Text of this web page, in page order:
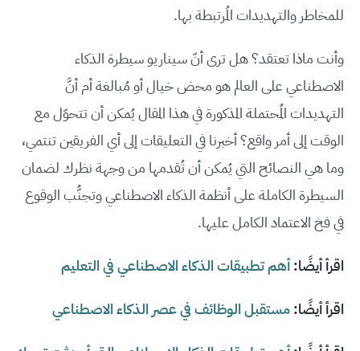
للمخاطر والتهديدات المُرتبطة بها.
وأنت ماذا تعتقد؟ هل ترى أنّ سيناريو سيطرة الذكاء
الاصطناعي على العالم هو محض خيال أو مُبالغة أم أنَّ
التهديدات المُحتملة المذكورة في هذا المقال يُمكن أن تتحوّل مع
الوقت إلى أمر واقع؟ أخبرنا في التعليقات إلى أي الفريقين تنتمي،
وما هي النصائح التي يُمكن أن تُقدمها من وجهة نظرك لضمان
السيطرة الكاملة على أنظمة الذكاء الاصطناعي وتجنُّب الوقوع
في فخ الاعتماد الكامل عليها.
اقرأ أيضًا:أهم تطبيقات الذكاء الاصطناعي في التعليم
اقرأ أيضًا:مستقبل الوظائف في عصر الذكاء الاصطناعي